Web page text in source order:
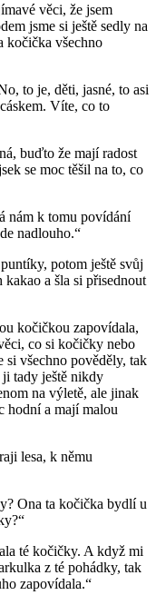
věci, že jsem
jsme si ještě sedly na
kočička všechno
to je, děti, jasné, to asi
Víte, co to
buďto že mají radost
se moc těšil na to, co
nám k tomu povídání
nadlouho.“
potom ještě svůj
a šla si přisednout
kočičkou zapovídala,
co si kočičky nebo
všechno pověděly, tak
ji tady ještě nikdy
na výletě, ale jinak
hodní a mají malou
Ona ta kočička bydlí u
té kočičky. A když mi
z té pohádky, tak
zapovídala.“